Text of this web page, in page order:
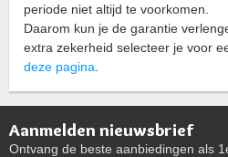
periode niet altijd te voorkomen.
Daarom kun je de garantie
extra zekerheid selecteer je voor
deze pagina
Aanmelden nieuwsbrief
Ontvang de beste aanbiedingen als